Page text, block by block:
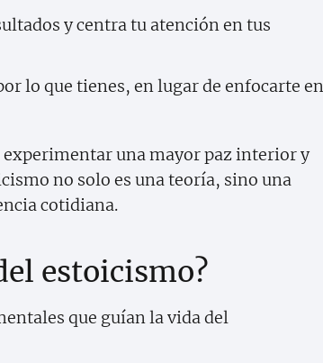
y centra tu atención en tus
lo que tienes, en lugar de enfocarte en
experimentar una mayor paz interior y
no solo es una teoría, sino una
cotidiana.
estoicismo?
que guían la vida del